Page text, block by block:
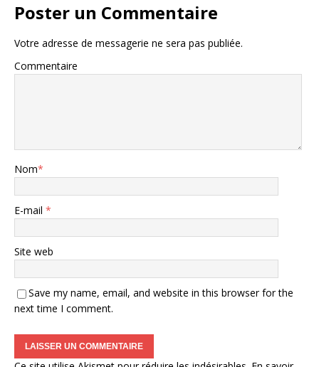
Poster un Commentaire
Votre adresse de messagerie ne sera pas publiée.
Commentaire
Nom*
E-mail *
Site web
Save my name, email, and website in this browser for the
next time I comment.